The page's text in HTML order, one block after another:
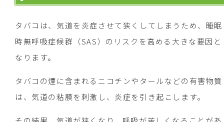
タバコは、気道を炎症させて狭くしてしまうため、睡眠
時無呼吸症候群（SAS）のリスクを高める大きな要因と
なります。
タバコの煙に含まれるニコチンやタールなどの有害物質
は、気道の粘膜を刺激し、炎症を引き起こします。